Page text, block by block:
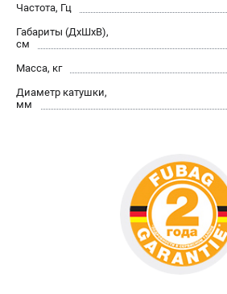
Частота, Гц
Габариты (ДхШхВ),
см
Масса, кг
Диаметр катушки,
мм